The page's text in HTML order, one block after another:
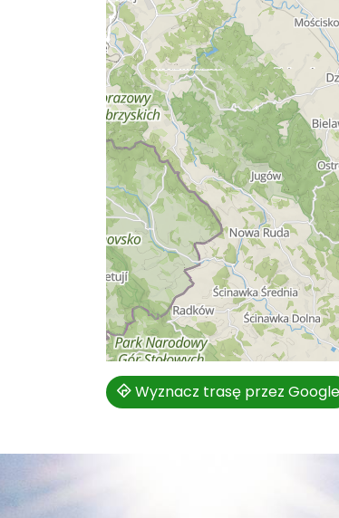
Wyznacz trasę przez Google